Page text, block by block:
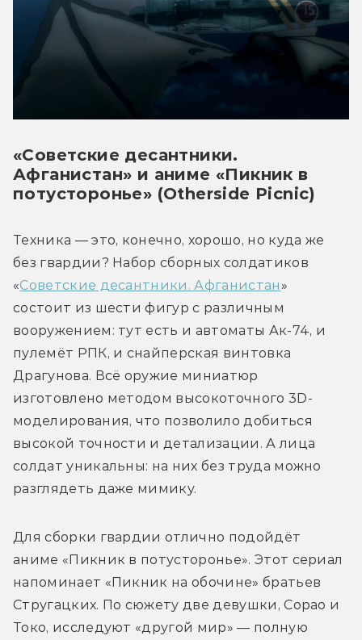
«Советские десантники.
Афганистан» и аниме «Пикник в
потусторонье» (Otherside Picnic)
Техника — это, конечно, хорошо, но куда же
без гвардии? Набор сборных солдатиков
«Советские десантники. Афганистан »
состоит из шести фигур с различным
вооружением: тут есть и автоматы Ак-74, и
пулемёт РПК, и снайперская винтовка
Драгунова. Всё оружие миниатюр
изготовлено методом высокоточного 3D-
моделирования, что позволило добиться
высокой точности и детализации. А лица
солдат уникальны: на них без труда можно
разглядеть даже мимику.
Для сборки гвардии отлично подойдёт
аниме «Пикник в потусторонье». Этот сериал
напоминает «Пикник на обочине» братьев
Стругацких. По сюжету две девушки, Сорао и
Токо, исследуют «другой мир» — полную